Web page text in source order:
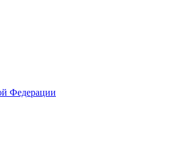
Федерации